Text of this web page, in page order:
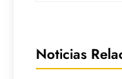
Noticias